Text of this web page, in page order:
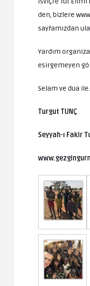
den, bizlere
sayfamızdan
Yardım
esirgemeyen
Selam ve dua ile.
Turgut TUNÇ
Seyyah-ı Fakir